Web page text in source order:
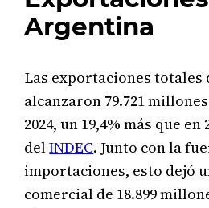
Argentina
Las exportaciones totales
alcanzaron 79.721
2024, un 19,4% más que en
delINDEC. Junto con la
importaciones, esto dejó
comercial de 18.899